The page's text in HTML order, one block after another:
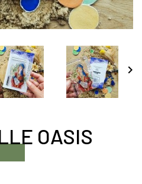

OASIS